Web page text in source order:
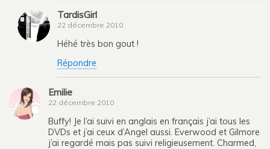
TardisGirl
22 décembre 2010
Héhé très bon gout !
Répondre
Emilie
22 décembre 2010
Buffy! Je l’ai suivi en anglais en français j’ai tous les
DVDs et j’ai ceux d’Angel aussi. Everwood et Gilmore
j’ai regardé mais pas suivi religieusement. Charmed,